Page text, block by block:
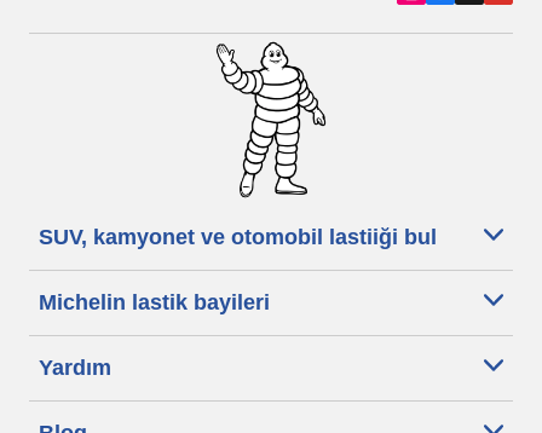
SUV, kamyonet ve otomobil lastiiği bul
Michelin lastik bayileri
Yardım